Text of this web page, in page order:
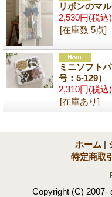
リボンのマ
2,530円(税込)
[在庫数 5点]
ミニソフト
号：5-129）
2,310円(税込)
[在庫あり]
ホーム |
特定商取
Copyright (C) 2007-